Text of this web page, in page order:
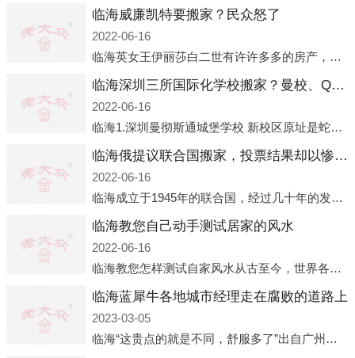
临海威廉凯特要搬家？民众怒了
2022-06-16
临海英女王伊丽莎白二世有许许多多的房产，遍布英国各地。而作为英女王的亲孙子、未来的英国国王，威廉王子自然也能享受到女王的房产。目前，威廉凯特以及三个孩子有两个经常居住的地点，一处是位于伦敦的肯辛顿宫，一处
临海深圳三所国际化学校搬家？曼校、QSI、南山中英文搬走了
2022-06-16
临海1.深圳曼彻斯通城堡学校 新校区原址是蛇口国际据悉，此次曼彻斯通城堡学校搬迁到蛇口新校区的开办与蛇口外籍人员子女学校（蛇口国际）有很大的关联。2021年，太子湾实验部就宣布在2022年正式并入蛇口外籍
临海俄提议联合国搬家，投票结果却以惨败收场
2022-06-16
临海成立于1945年的联合国，经过几十年的发展，如今拥有193个成员国。拥有如此众多会员国的联合国，可以说是世界上最具代表性的国际组织，也是世界上分量最重、有着较高话语权的国际组织。但以美国为首的西方国家
临海教您自己动手测试居家的风水
2022-06-16
临海教您怎样测试自家风水从古至今，世界各地的人们都在研究人在乾坤中的位置以及它们所形成的关系。通过探究季节转换、星象变化，并且在所观测到的自然规律的指导下，人们开始认识到居住在不同住宅中的人，其一生中的财
临海蓝犀牛各地城市经理走在腐败的道路上
2023-03-05
临海“这贵点的就是不同，舒服多了”出自广州运营邓经理的口中。2023年开年刚出来，三个司机（加盟蓝犀牛的个人队伍）便请广州经理去佛山娱乐场所大消费了一次，据知悉一晚消费达一万多，由三人平摊费用，燃鹅这样的